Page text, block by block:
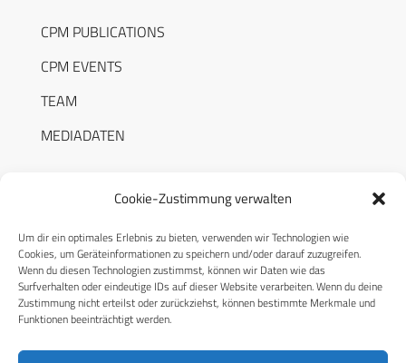
Cookie-Zustimmung verwalten
Um dir ein optimales Erlebnis zu bieten, verwenden wir Technologien wie
Cookies, um Geräteinformationen zu speichern und/oder darauf zuzugreifen.
Wenn du diesen Technologien zustimmst, können wir Daten wie das
Surfverhalten oder eindeutige IDs auf dieser Website verarbeiten. Wenn du deine
Zustimmung nicht erteilst oder zurückziehst, können bestimmte Merkmale und
Funktionen beeinträchtigt werden.
CPM PUBLICATIONS
CPM EVENTS
TEAM
MEDIADATEN
RECHTLICHES
Datenschutzerklärung
Cookie-Richtlinie (EU)